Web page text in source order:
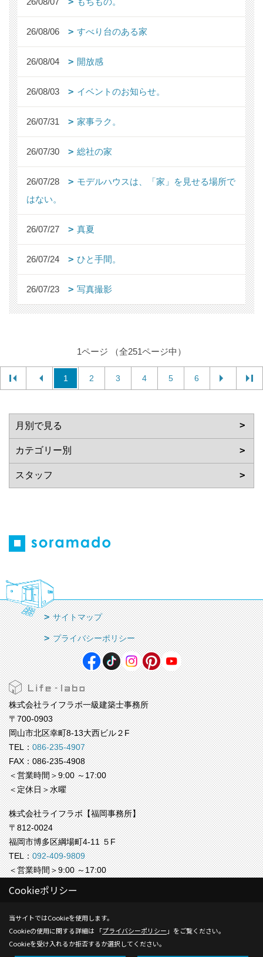
26/08/06 すべり台のある家
26/08/04 開放感
26/08/03 イベントのお知らせ。
26/07/31 家事ラク。
26/07/30 総社の家
26/07/28
モデルハウスは、「家」を見せる場所で
はない。
26/07/27 真夏
26/07/24 ひと手間。
26/07/23 写真撮影
1ページ （全251ページ中）
1 2 3 4 5 6
サイトマップ
プライバシーポリシー
株式会社ライフラボ一級建築士事務所
〒700-0903
岡山市北区幸町8-13大西ビル２F
TEL：086-235-4907
FAX：086-235-4908
＜営業時間＞9:00 ～17:00
＜定休日＞水曜
株式会社ライフラボ【福岡事務所】
〒812-0024
福岡市博多区綱場町4-11 ５F
TEL：092-409-9809
＜営業時間＞9:00 ～17:00
＜定休日＞水曜
Copyright (c) Life-labo. All Rights Reserved.
Produced byゴデスクリエイト
Cookieポリシー
当サイトではCookieを使用します。
Cookieの使用に関する詳細は 「プライバシーポリシー 」をご覧ください。
Cookieを受け入れるか拒否するか選択してください。